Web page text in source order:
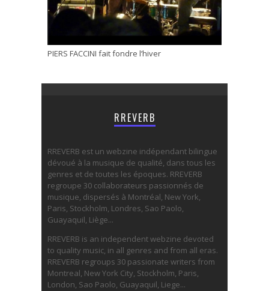
PIERS FACCINI fait fondre l’hiver
RREVERB
RREVERB est un webzine indépendant bilingue
dévoué à la musique de qualité, dans tous les
genres et de toutes les époques. RREVERB
regroupe 30 collaborateurs passionnés de
musique, dispersés à Montréal, New York,
Paris, Stockholm, Londres, Sao Paolo,
Guayaquil, Liège...
RREVERB is an independent webzine devoted
to quality music, in all genres and from all eras.
RREVERB regroups 30 passionate writers from
Montreal, New York City, Stockholm, Paris,
London, Sao Paolo, Guayaquil, Liege...